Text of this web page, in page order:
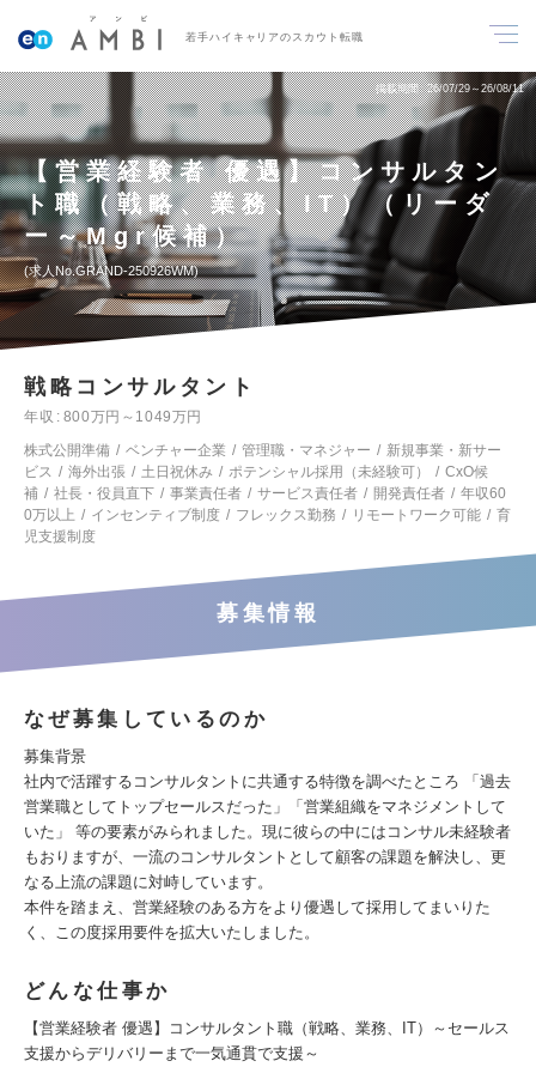
若手ハイキャリアのスカウト転職
掲載期間 26/07/29～26/08/11
【営業経験者 優遇】コンサルタン
ト職（戦略、業務、IT）（リーダ
ー～Mgr候補）
求人No.GRAND-250926WM
戦略コンサルタント
年収
800万円～1049万円
株式公開準備
ベンチャー企業 管理職・マネジャー
新規事業・新サー
ビス
海外出張 土日祝休み ポテンシャル採用（未経験可）
CxO候
補
社長・役員直下 事業責任者 サービス責任者 開発責任者
年収60
0万以上
インセンティブ制度 フレックス勤務 リモートワーク可能
育
児支援制度
募集情報
なぜ募集しているのか
募集背景
社内で活躍するコンサルタントに共通する特徴を調べたところ 「過去
営業職としてトップセールスだった」「営業組織をマネジメントして
いた」 等の要素がみられました。現に彼らの中にはコンサル未経験者
もおりますが、一流のコンサルタントとして顧客の課題を解決し、更
なる上流の課題に対峙しています。
本件を踏まえ、営業経験のある方をより優遇して採用してまいりた
く、この度採用要件を拡大いたしました。
どんな仕事か
【営業経験者 優遇】コンサルタント職（戦略、業務、IT）～セールス
支援からデリバリーまで一気通貫で支援～